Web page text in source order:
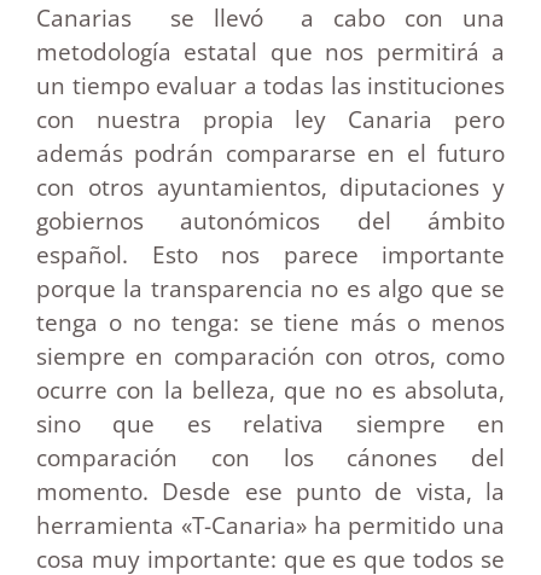
Canarias se llevó a cabo con una
metodología estatal que nos permitirá a
un tiempo evaluar a todas las instituciones
con nuestra propia ley Canaria pero
además podrán compararse en el futuro
con otros ayuntamientos, diputaciones y
gobiernos autonómicos del ámbito
español. Esto nos parece importante
porque la transparencia no es algo que se
tenga o no tenga: se tiene más o menos
siempre en comparación con otros, como
ocurre con la belleza, que no es absoluta,
sino que es relativa siempre en
comparación con los cánones del
momento. Desde ese punto de vista, la
herramienta «T-Canaria» ha permitido una
cosa muy importante: que es que todos se